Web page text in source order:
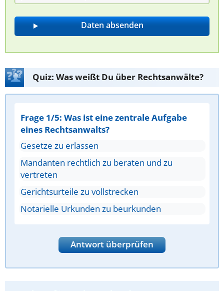
Quiz: Was weißt Du über Rechtsanwälte?
Frage 1/5: Was ist eine zentrale Aufgabe
eines Rechtsanwalts?
Gesetze zu erlassen
Mandanten rechtlich zu beraten und zu
vertreten
Gerichtsurteile zu vollstrecken
Notarielle Urkunden zu beurkunden
Antwort überprüfen